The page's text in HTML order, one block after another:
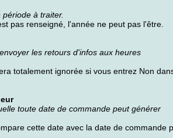
à traiter.
pas renseigné, l'année ne peut pas l'être.
les retours d'infos aux heures
totalement ignorée si vous entrez Non
toute date de commande peut générer
cette date avec la date de commande